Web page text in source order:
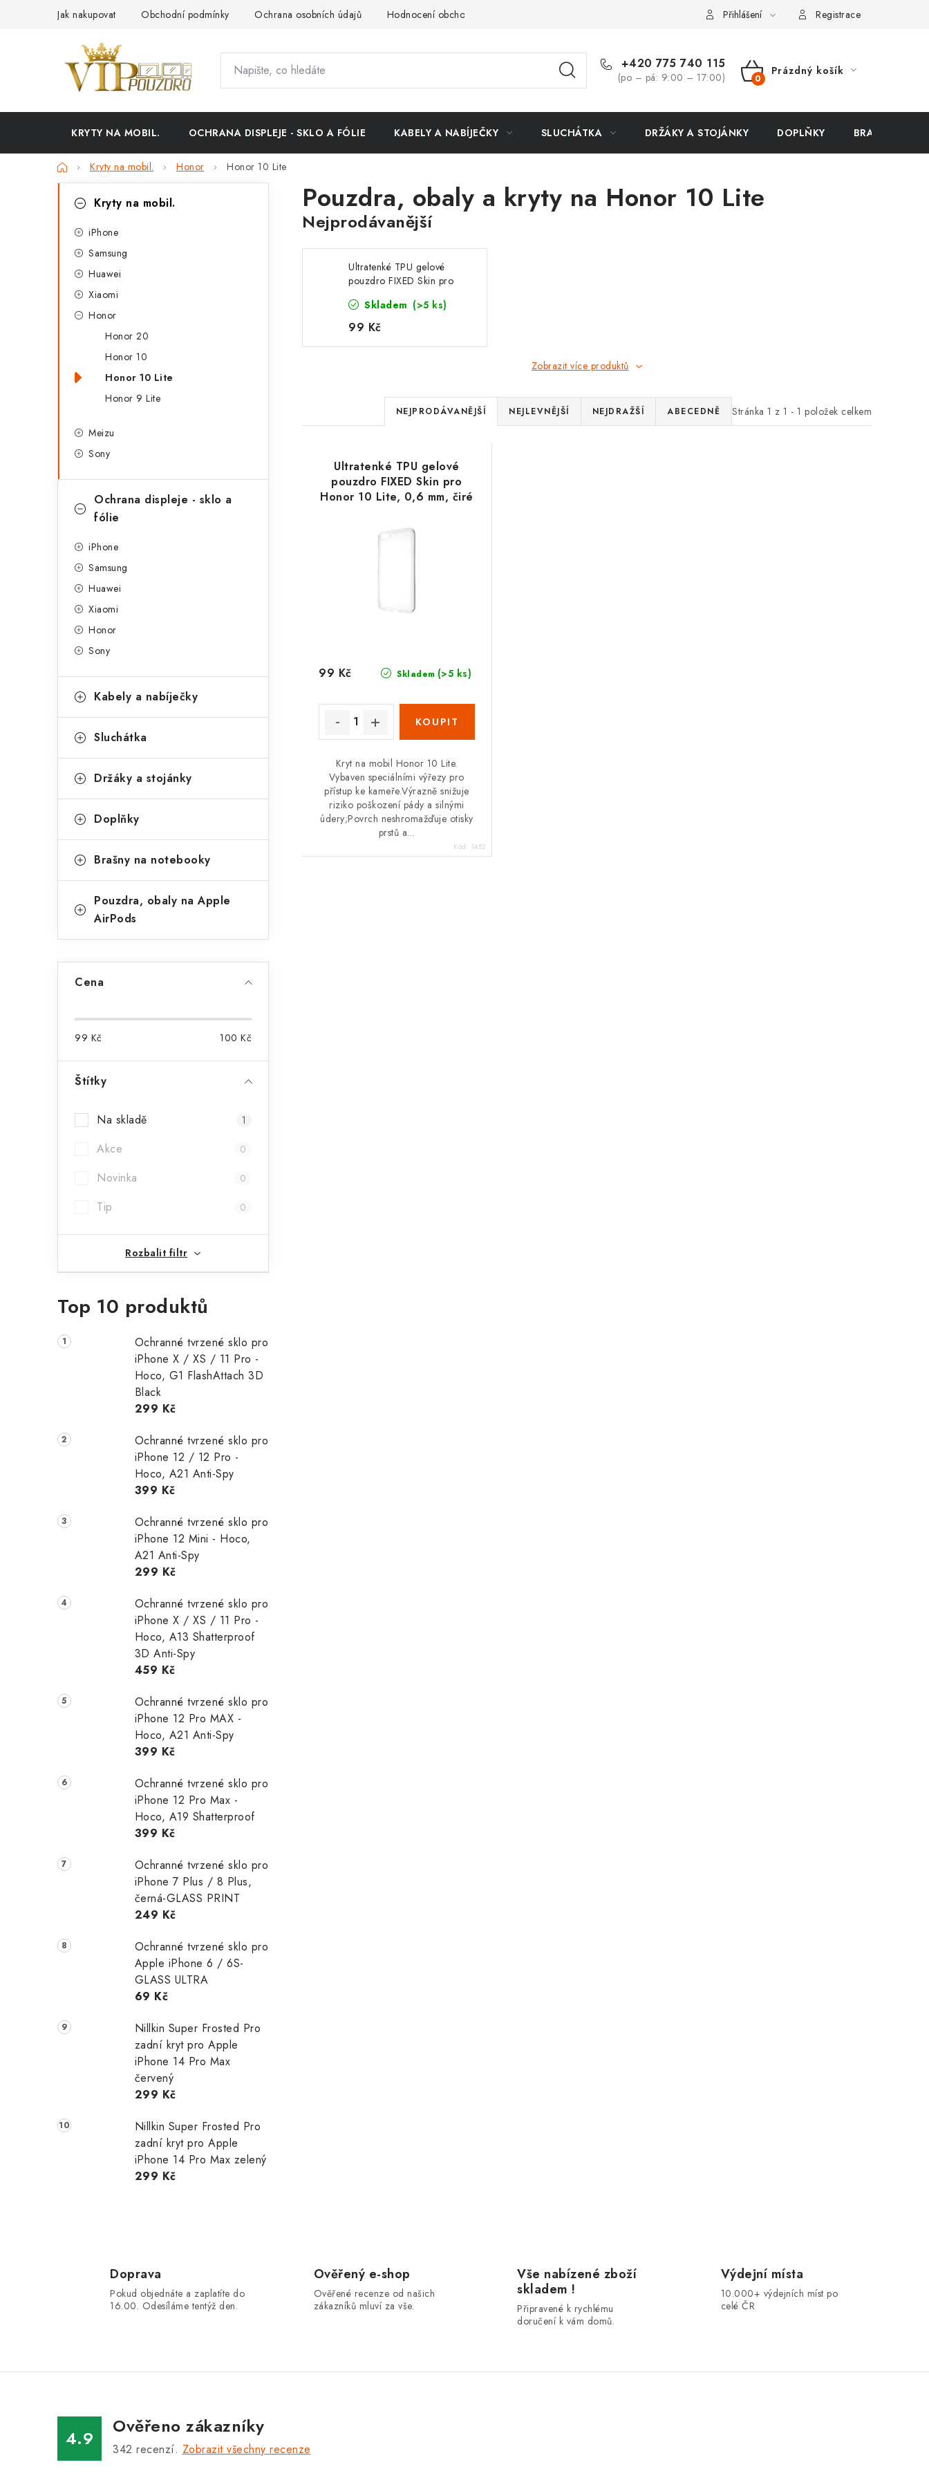
Jak nakupovat Obchodní podmínky Ochrana osobních údajů Hodnocení obchodu Vrácení zboží a reklamace Přihlášení Registrace
+420 775 740 115
(po – pá: 9:00 – 17:00)
NÁKUPNÍ
Prázdný košík
KRYTY NA MOBIL. OCHRANA DISPLEJE - SKLO A FÓLIE KABELY A NABÍJEČKY SLUCHÁTKA DRŽÁKY A STOJÁNKY DOPLŇKY BRAŠNY NA
DomůKryty na mobil. Honor Honor 10 Lite
n
kategorieKryty na mobil.
iPhone
Samsung
Huawei
Xiaomi
Honor
Honor 20
Honor 10
Honor 10 Lite
Honor 9 Lite
Meizu
Sony
Ochrana displeje - sklo a
fólie
iPhone
Samsung
Huawei
Xiaomi
Honor
Sony
Kabely a nabíječky
Sluchátka
Držáky a stojánky
Doplňky
Brašny na notebooky
Pouzdra, obaly na Apple
AirPods
Cena
99 Kč 100 Kč
Štítky
Na skladě 1
Akce 0
Novinka 0
Tip 0
Rozbalit filtr
Top 10 produktů
Ochranné tvrzené sklo pro
iPhone X / XS / 11 Pro -
Hoco, G1 FlashAttach 3D
Black
299 Kč
Ochranné tvrzené sklo pro
iPhone 12 / 12 Pro -
Hoco, A21 Anti-Spy
399 Kč
Ochranné tvrzené sklo pro
iPhone 12 Mini - Hoco,
A21 Anti-Spy
299 Kč
Ochranné tvrzené sklo pro
iPhone X / XS / 11 Pro -
Hoco, A13 Shatterproof
3D Anti-Spy
459 Kč
Ochranné tvrzené sklo pro
iPhone 12 Pro MAX -
Hoco, A21 Anti-Spy
399 Kč
Ochranné tvrzené sklo pro
iPhone 12 Pro Max -
Hoco, A19 Shatterproof
399 Kč
Ochranné tvrzené sklo pro
iPhone 7 Plus / 8 Plus,
černá-GLASS PRINT
249 Kč
Ochranné tvrzené sklo pro
Apple iPhone 6 / 6S-
GLASS ULTRA
69 Kč
Nillkin Super Frosted Pro
zadní kryt pro Apple
iPhone 14 Pro Max
červený
299 Kč
Nillkin Super Frosted Pro
zadní kryt pro Apple
iPhone 14 Pro Max zelený
299 Kč
Pouzdra, obaly a kryty na Honor 10 Lite
Nejprodávanější
Ultratenké TPU gelové
pouzdro FIXED Skin pro
čiréSkladem (>5 ks)
99 Kč
Zobrazit více produktů
Stránka 1 z 1 - 1 položek celkem
Ř
a
z
e
í
o
u
k
ů
NEJPRODÁVANĚJŠÍ NEJLEVNĚJŠÍ NEJDRAŽŠÍ ABECEDNĚ
Ultratenké TPU gelové
pouzdro FIXED Skin pro
Honor 10 Lite, 0,6 mm, čiré
Skladem (>5 ks)
99 Kč
Kryt na mobil Honor 10 Lite.
Vybaven speciálními výřezy pro
přístup ke kameře.Výrazně snižuje
riziko poškození pády a silnými
údery;Povrch neshromažďuje otisky
prstů a...
Kód: 1452
Doprava
Pokud objednáte a zaplatíte do
16.00. Odesíláme tentýž den.
Ověřený e-shop
Ověřené recenze od našich
zákazníků mluví za vše.
Vše nabízené zboží
skladem !
Připravené k rychlému
doručení k vám domů.
Výdejní místa
10.000+ výdejních míst po
celé ČR
4.9
Ověřeno zákazníky
342 recenzí. Zobrazit všechny recenze